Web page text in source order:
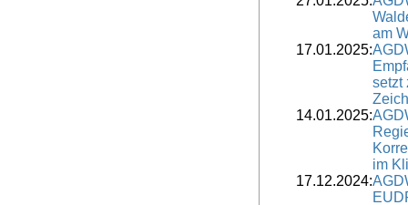
am
17.01.2025:
setzt
14.01.2025:
im
17.12.2024: